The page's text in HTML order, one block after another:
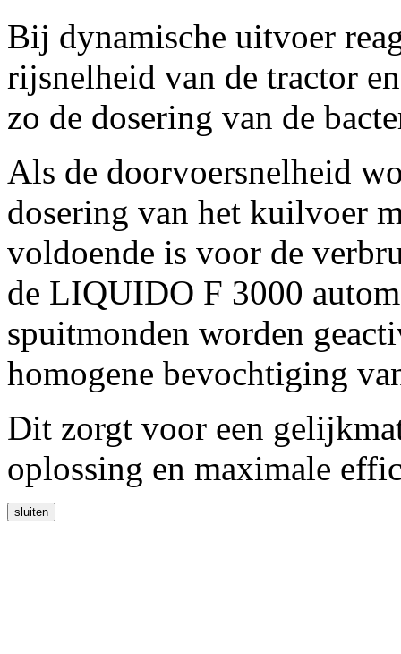
Bij dynamische uitvoer
rijsnelheid van de tractor
zo de dosering van de
Als de doorvoersnelheid
dosering van het kuilvoer
voldoende is voor de
de LIQUIDO F 3000
spuitmonden worden
homogene bevochtiging
Dit zorgt voor een
oplossing en maximale
sluiten